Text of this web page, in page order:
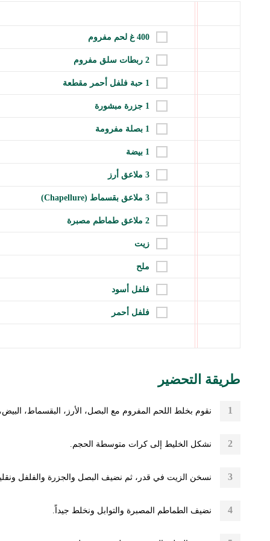
400 غ لحم مفروم
2 ربطات سلق مفروم
1 حبة فلفل أحمر مقطعة
1 جزرة مبشورة
1 بصلة مفرومة
1 بيضة
3 ملاعق أرز
3 ملاعق بقسماط (Chapellure)
2 ملاعق طماطم مصبرة
زيت
ملح
فلفل أسود
فلفل أحمر
طريقة التحضير
نقوم بخلط اللحم المفروم مع البصل، الأرز، البقسماط،
نشكل الخليط إلى كرات متوسطة الحجم.
نسخن الزيت في قدر، ثم نضيف البصل والجزرة والفلفل
نضيف الطماطم المصبرة والتوابل ونخلط جيداً.